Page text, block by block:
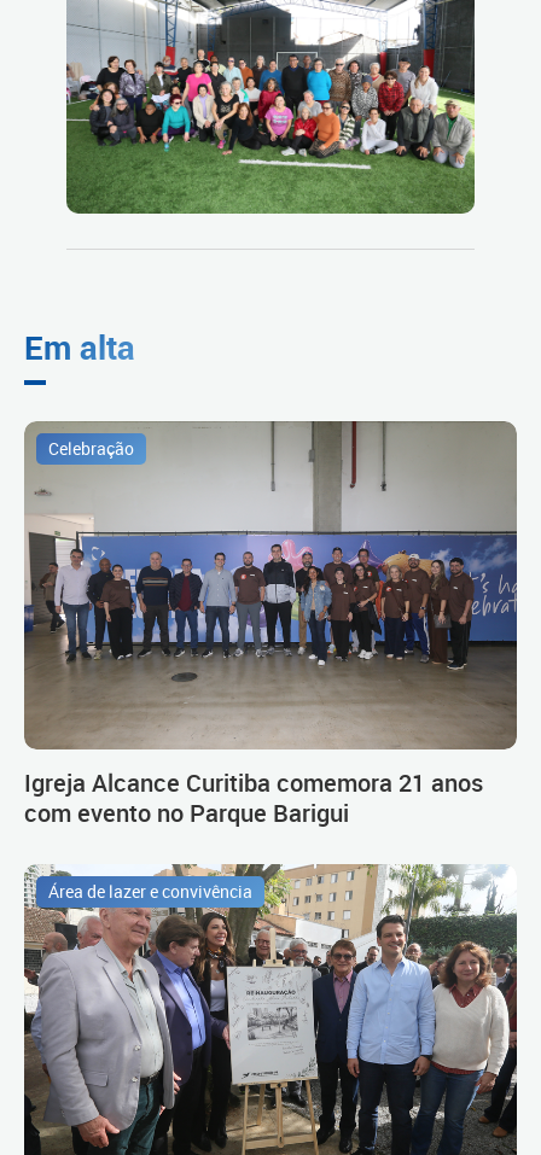
Em alta
Celebração
Igreja Alcance Curitiba comemora 21 anos
com evento no Parque Barigui
Área de lazer e convivência